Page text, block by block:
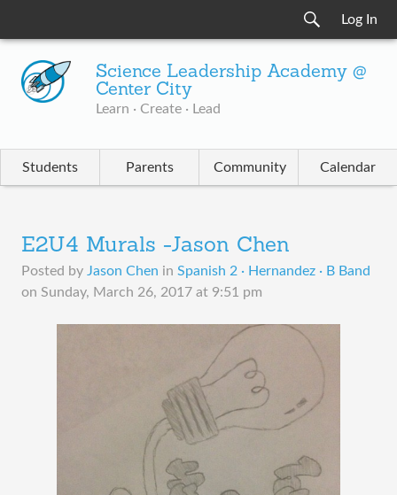
Log In
Science Leadership Academy @
Center City
Learn · Create · Lead
Students Parents Community Calendar
E2U4 Murals -Jason Chen
Posted by Jason Chen in Spanish 2 · Hernandez · B Band
on Sunday, March 26, 2017 at 9:51 pm